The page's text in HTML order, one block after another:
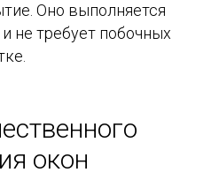
Оно выполняется
не требует побочных
окон